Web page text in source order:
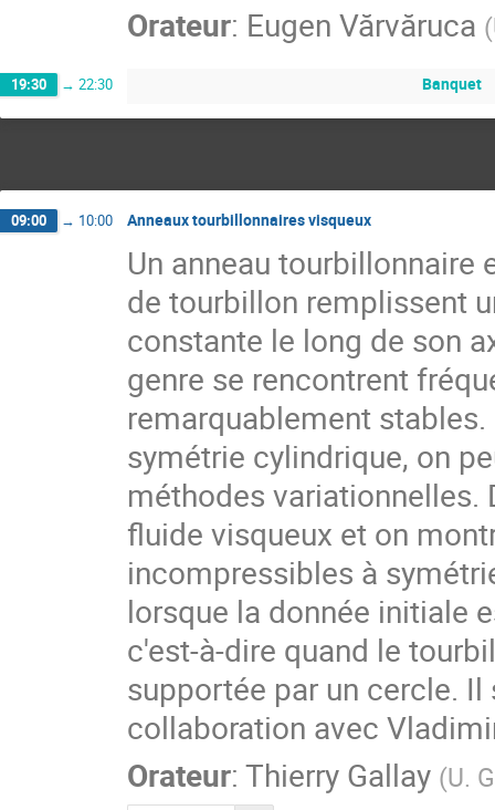
Orateur: Eugen Vărvăruca (
19:30 → 22:30 Banquet
09:00 → 10:00 Anneaux tourbillonnaires visqueux
Un anneau
de tourbillon remplissent
constante le long de son
genre se rencontrent
remarquablement
symétrie cylindrique, on
méthodes variationnelles.
fluide visqueux et on
incompressibles à
lorsque la donnée initiale
c'est-à-dire quand le
supportée par un cercle.
collaboration avec
Orateur: Thierry Gallay (U.